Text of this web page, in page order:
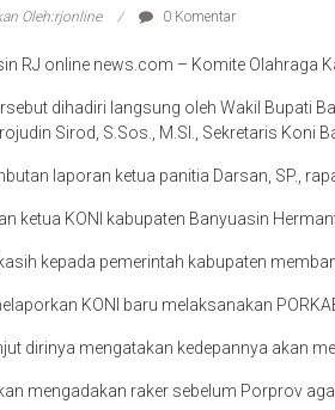
Oleh:rjonline 0 Komentar
RJ online news.com – Komite Olahraga
dihadiri langsung oleh Wakil Bupati
Sirod, S.Sos., M.SI., Sekretaris Koni
laporan ketua panitia Darsan, SP.,
ketua KONI kabupaten Banyuasin
kepada pemerintah kabupaten
KONI baru melaksanakan
dirinya mengatakan kedepannya akan
mengadakan raker sebelum Porprov